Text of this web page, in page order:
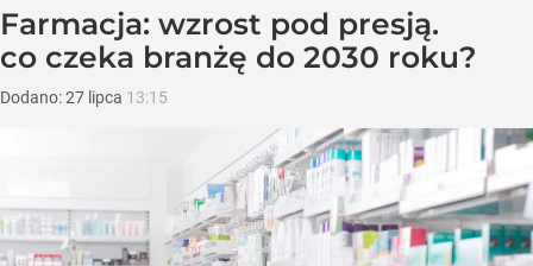
Farmacja: wzrost pod presją.
co czeka branżę do 2030 roku?
Dodano:27 lipca 13:15